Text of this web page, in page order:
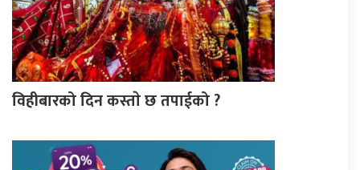
विहीबारको दिन कस्ताे छ तपाईको ?